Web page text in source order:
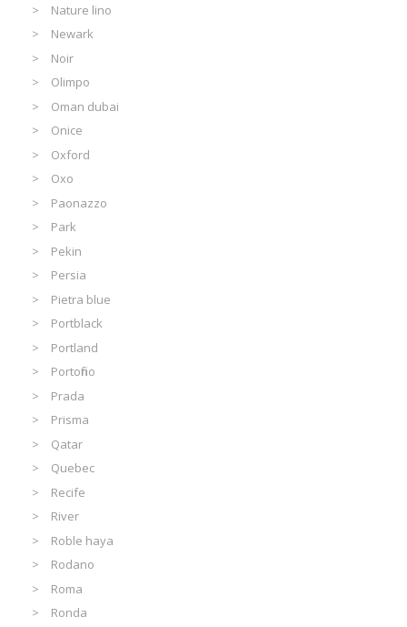
Nature lino
Newark
Noir
Olimpo
Oman dubai
Onice
Oxford
Oxo
Paonazzo
Park
Pekin
Persia
Pietra blue
Portblack
Portland
Portofino
Prada
Prisma
Qatar
Quebec
Recife
River
Roble haya
Rodano
Roma
Ronda